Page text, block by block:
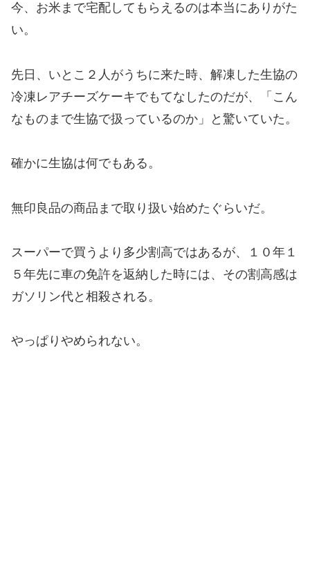
今、お米まで宅配してもらえるのは本当にありがた
い。
先日、いとこ２人がうちに来た時、解凍した生協の
冷凍レアチーズケーキでもてなしたのだが、「こん
なものまで生協で扱っているのか」と驚いていた。
確かに生協は何でもある。
無印良品の商品まで取り扱い始めたぐらいだ。
スーパーで買うより多少割高ではあるが、１０年１
５年先に車の免許を返納した時には、その割高感は
ガソリン代と相殺される。
やっぱりやめられない。